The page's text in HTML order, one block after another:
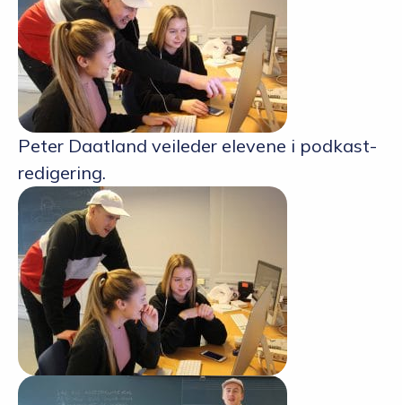
Peter Daatland veileder elevene i podkast-
redigering.